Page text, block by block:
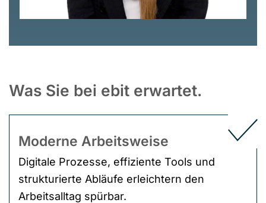
Was Sie bei ebit erwartet.
Moderne Arbeitsweise
Digitale Prozesse, effiziente Tools und
strukturierte Abläufe erleichtern den
Arbeitsalltag spürbar.